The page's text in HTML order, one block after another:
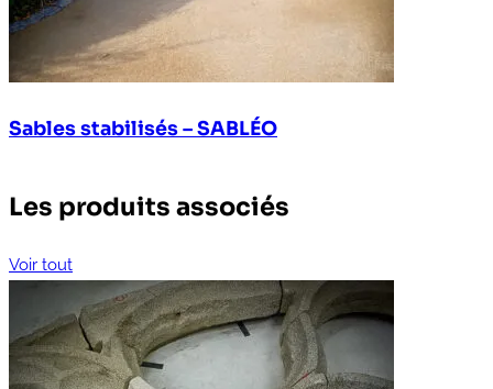
Sables stabilisés – SABLÉO
Les produits associés
Voir tout